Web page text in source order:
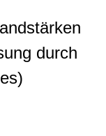
durch